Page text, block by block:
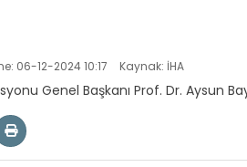
06-12-2024 10:17 Kaynak: İHA